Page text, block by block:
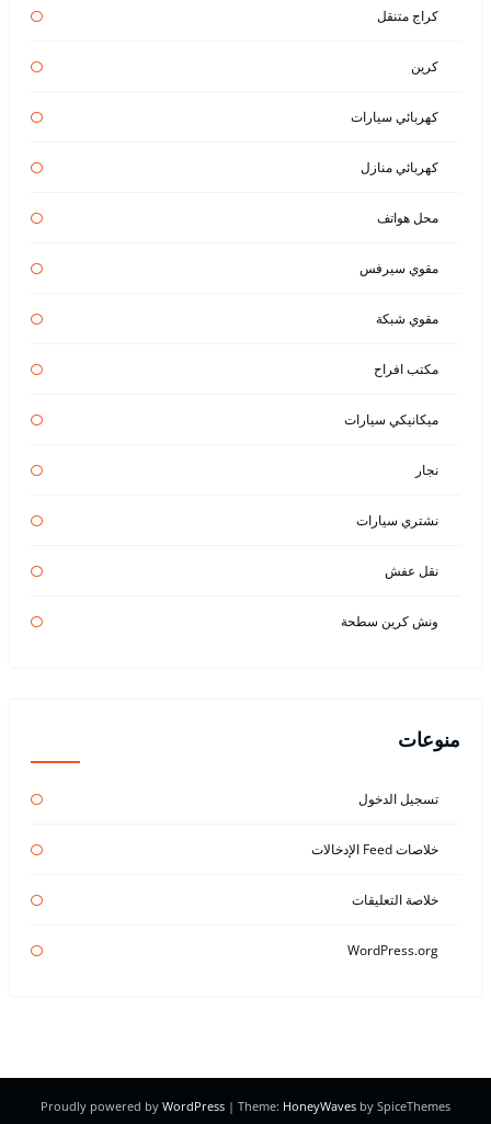
كراج متنقل
كرين
كهربائي سيارات
كهربائي منازل
محل هواتف
مقوي سيرفس
مقوي شبكة
مكتب افراح
ميكانيكي سيارات
نجار
نشتري سيارات
نقل عفش
ونش كرين سطحة
منوعات
تسجيل الدخول
خلاصات Feed الإدخالات
خلاصة التعليقات
WordPress.org
Proudly powered by WordPress | Theme: HoneyWaves by SpiceThemes